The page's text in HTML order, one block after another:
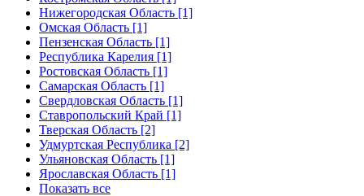
Нижегородская Область [1]
Омская Область [1]
Пензенская Область [1]
Республика Карелия [1]
Ростовская Область [1]
Самарская Область [1]
Свердловская Область [1]
Ставропольский Край [1]
Тверская Область [2]
Удмуртская Республика [2]
Ульяновская Область [1]
Ярославская Область [1]
Показать все